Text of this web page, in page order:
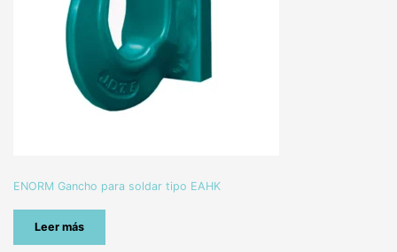
ENORM Gancho para soldar tipo EAHK
Leer más